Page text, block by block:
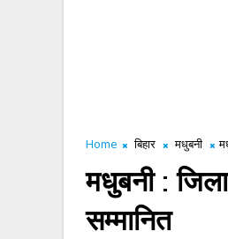
Home बिहार मधुबनी
मधुबनी :
सम्मानित